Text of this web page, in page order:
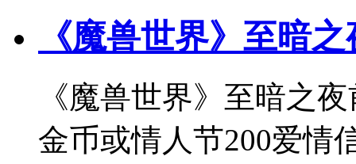
《魔兽世界》至暗
《魔兽世界》至暗之
金币或情人节200爱情